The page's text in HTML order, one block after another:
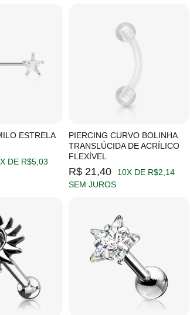
ESTRELA
DE R$5,03
PIERCING CURVO BOLINHA
TRANSLÚCIDA DE ACRÍLICO
FLEXÍVEL
R$ 21,40
10X DE R$2,14
SEM JUROS